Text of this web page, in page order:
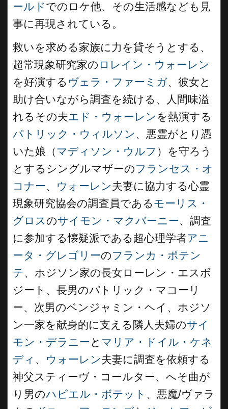
ールドでのロケ他、その生活感なども見
事に再現されている。
救いを求める家族に力を貸そうとする、
超常現象研究家の ロレイン・ウォーレン
を好演する ヴェラ・ファーミガ、彼女と
助け合いながら調査を続ける、人間味溢
れるその夫エド・ウォーレン を熱演する
パトリック・ウィルソン 、悪霊がとり憑
いた娘（マディソン・ウルフ ）を守ろう
とするシングルマザーのフランセス・オ
コナー、 ウォーレン夫妻に協力する心霊
現象研究協会の調査員であるモーリス・
グロスのサイモン・マクバーニー、調査
に参加する懐疑派である超心理学者アニ
ータ・グレゴリーのフランカ・ポテン
テ、ホジソン家の長女ローレン・エスポ
ジート、長男のパトリック・マコーリ
ー、次男のベンジャミン・ヘイ、ホジソ
ン一家を献身的に支える隣人夫婦のサイ
モン・デラニーと マリア・ドイル・ケネ
ディ 、 ウォーレン夫妻に調査を依頼する
神父スティーヴ・コールター、へそ曲が
り男のハビエル・ボテット 、悪魔/ヴァラ